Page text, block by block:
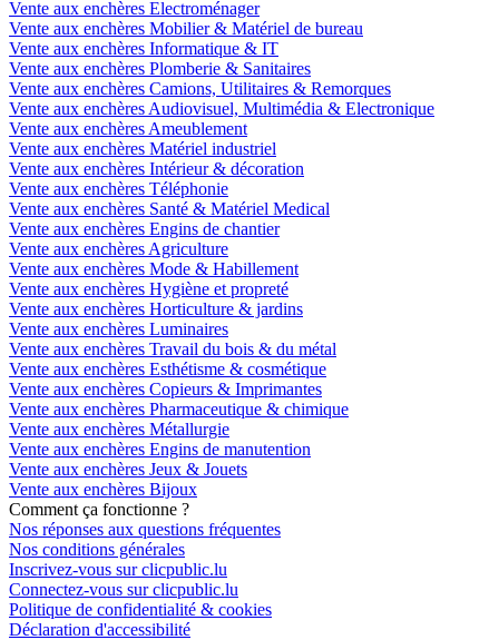
Vente aux enchères Electroménager
Vente aux enchères Mobilier & Matériel de bureau
Vente aux enchères Informatique & IT
Vente aux enchères Plomberie & Sanitaires
Vente aux enchères Camions, Utilitaires & Remorques
Vente aux enchères Audiovisuel, Multimédia & Electronique
Vente aux enchères Ameublement
Vente aux enchères Matériel industriel
Vente aux enchères Intérieur & décoration
Vente aux enchères Téléphonie
Vente aux enchères Santé & Matériel Medical
Vente aux enchères Engins de chantier
Vente aux enchères Agriculture
Vente aux enchères Mode & Habillement
Vente aux enchères Hygiène et propreté
Vente aux enchères Horticulture & jardins
Vente aux enchères Luminaires
Vente aux enchères Travail du bois & du métal
Vente aux enchères Esthétisme & cosmétique
Vente aux enchères Copieurs & Imprimantes
Vente aux enchères Pharmaceutique & chimique
Vente aux enchères Métallurgie
Vente aux enchères Engins de manutention
Vente aux enchères Jeux & Jouets
Vente aux enchères Bijoux
Comment ça fonctionne ?
Nos réponses aux questions fréquentes
Nos conditions générales
Inscrivez-vous sur clicpublic.lu
Connectez-vous sur clicpublic.lu
Politique de confidentialité & cookies
Déclaration d'accessibilité